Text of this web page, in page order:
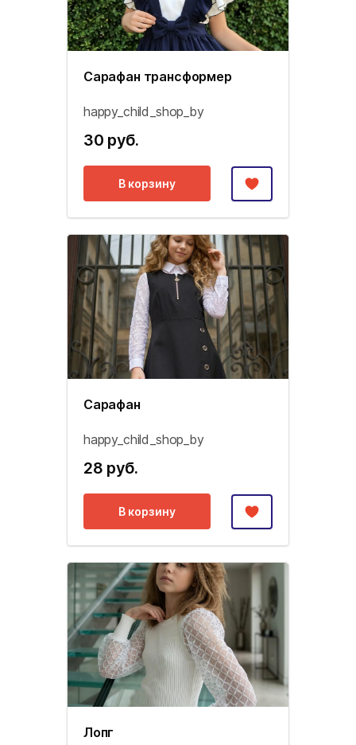
Сарафан трансформер
happy_child_shop_by
30 руб.
В корзину
Сарафан
happy_child_shop_by
28 руб.
В корзину
Лопг